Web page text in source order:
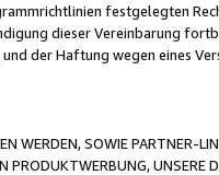
festgelegten
dieser Vereinbarung
der Haftung wegen eines
WERDEN, SOWIE PARTNER-
PRODUKTWERBUNG, UNSERE